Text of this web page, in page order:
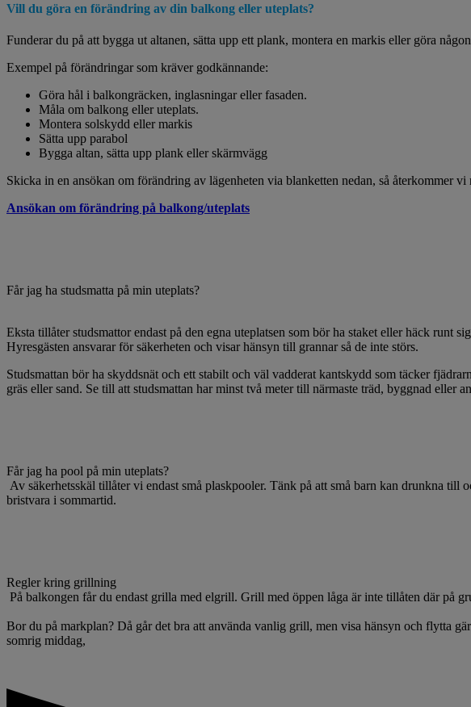
Vill du göra en förändring av din balkong eller uteplats?
Funderar du på att bygga ut altanen, sätta upp ett plank, montera en markis eller göra
Exempel på förändringar som kräver godkännande:
Göra hål i balkongräcken, inglasningar eller fasaden.
Måla om balkong eller uteplats.
Montera solskydd eller markis
Sätta upp parabol
Bygga altan, sätta upp plank eller skärmvägg
Skicka in en ansökan om förändring av lägenheten via blanketten nedan, så återkommer vi
Ansökan om förändring på balkong/uteplats
Får jag ha studsmatta på min uteplats?
Eksta tillåter studsmattor endast på den egna uteplatsen som bör ha staket eller häck runt
Hyresgästen ansvarar för säkerheten och visar hänsyn till grannar så de inte störs.
Studsmattan bör ha skyddsnät och ett stabilt och väl vadderat kantskydd som täcker
gräs eller sand. Se till att studsmattan har minst två meter till närmaste träd, byggnad
Får jag ha pool på min uteplats?
Av säkerhetsskäl tillåter vi endast små plaskpooler. Tänk på att små barn kan drunkna
bristvara i sommartid.
Regler kring grillning
På balkongen får du endast grilla med elgrill. Grill med öppen låga är inte tillåten där på
Bor du på markplan? Då går det bra att använda vanlig grill, men visa hänsyn och flytta
somrig middag,